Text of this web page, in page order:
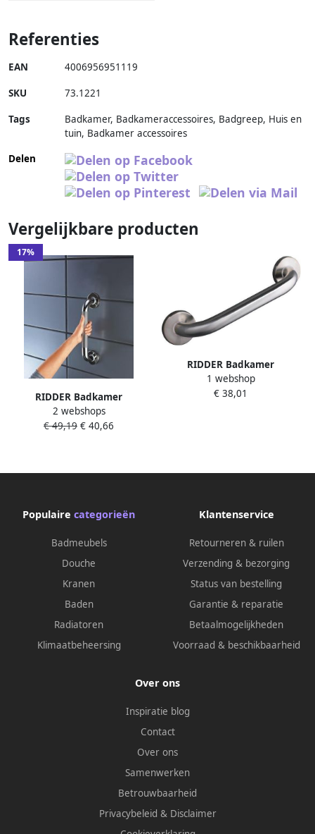
Referenties
EAN 4006956951119
SKU 73.1221
Tags
Badkamer, Badkameraccessoires, Badgreep, Huis en
tuin, Badkamer accessoires
Delen
Vergelijkbare producten
17%
RIDDER Badkamer
handgreep 30 cm roestvrij
staal chroom A0013011
2 webshops
€ 49,19 € 40,66
RIDDER Badkamer
handgreep 30 cm geborsteld
roestvrij staal A00130051
1 webshop
€ 38,01
Populaire categorieën
Badmeubels
Douche
Kranen
Baden
Radiatoren
Klimaatbeheersing
Klantenservice
Retourneren & ruilen
Verzending & bezorging
Status van bestelling
Garantie & reparatie
Betaalmogelijkheden
Voorraad & beschikbaarheid
Over ons
Inspiratie blog
Contact
Over ons
Samenwerken
Betrouwbaarheid
Privacybeleid & Disclaimer